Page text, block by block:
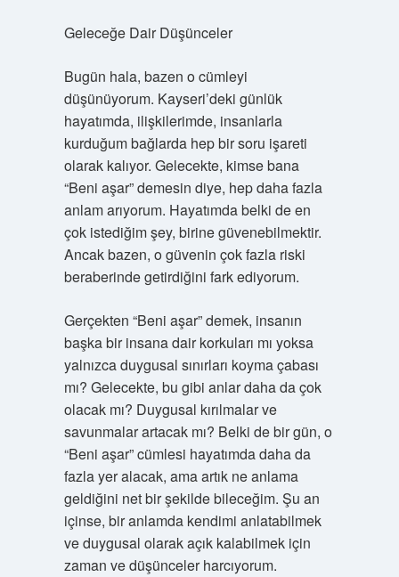
Geleceğe Dair Düşünceler
Bugün hala, bazen o cümleyi
düşünüyorum. Kayseri’deki günlük
hayatımda, ilişkilerimde, insanlarla
kurduğum bağlarda hep bir soru işareti
olarak kalıyor. Gelecekte, kimse bana
“Beni aşar” demesin diye, hep daha fazla
anlam arıyorum. Hayatımda belki de en
çok istediğim şey, birine güvenebilmektir.
Ancak bazen, o güvenin çok fazla riski
beraberinde getirdiğini fark ediyorum.
Gerçekten “Beni aşar” demek, insanın
başka bir insana dair korkuları mı yoksa
yalnızca duygusal sınırları koyma çabası
mı? Gelecekte, bu gibi anlar daha da çok
olacak mı? Duygusal kırılmalar ve
savunmalar artacak mı? Belki de bir gün, o
“Beni aşar” cümlesi hayatımda daha da
fazla yer alacak, ama artık ne anlama
geldiğini net bir şekilde bileceğim. Şu an
içinse, bir anlamda kendimi anlatabilmek
ve duygusal olarak açık kalabilmek için
zaman ve düşünceler harcıyorum.